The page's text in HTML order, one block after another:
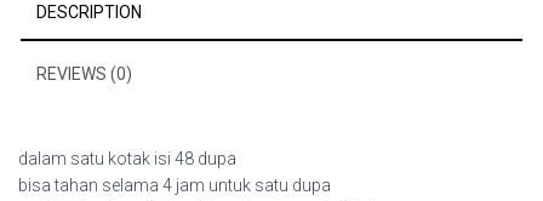
DP
quantity
DESCRIPTION
REVIEWS (0)
dalam satu kotak isi 48 dupa
bisa tahan selama 4 jam untuk satu dupa